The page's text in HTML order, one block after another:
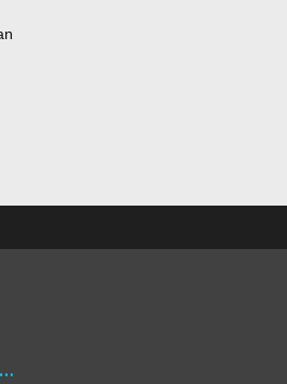
Stop à l'abattage des arbres!!!!